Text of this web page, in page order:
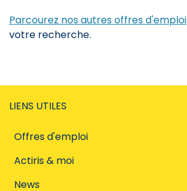
Parcourez nos autres offres d'emploi
votre recherche.
LIENS UTILES
Offres d'emploi
Actiris & moi
News